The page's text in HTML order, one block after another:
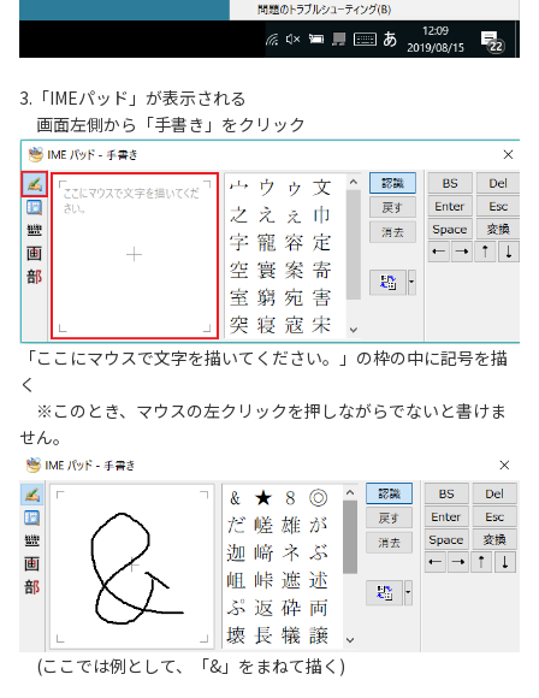
3.「IMEパッド」が表示される
画面左側から「手書き」をクリック
「ここにマウスで文字を描いてください。」の枠の中に記号を描
く
※このとき、マウスの左クリックを押しながらでないと書けま
せん。
(ここでは例として、「&」をまねて描く)